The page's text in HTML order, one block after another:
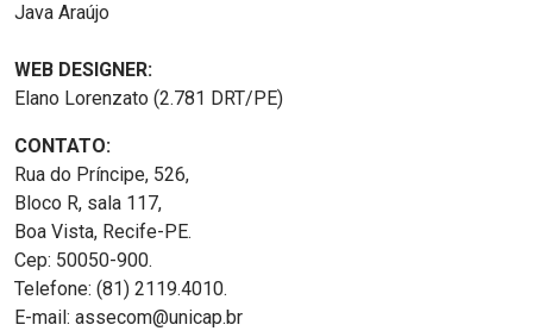
Java Araújo
WEB DESIGNER:
Elano Lorenzato (2.781 DRT/PE)
CONTATO:
Rua do Príncipe, 526,
Bloco R, sala 117,
Boa Vista, Recife-PE.
Cep: 50050-900.
Telefone: (81) 2119.4010.
E-mail: assecom@unicap.br